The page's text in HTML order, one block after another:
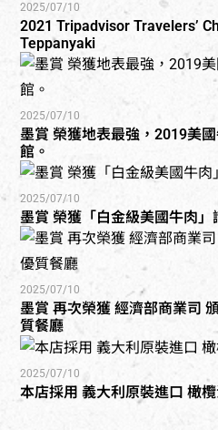
2025/07/10
2021 Tripadvisor Travelers’
Teppanyaki
2025/07/10
墨賞 榮獲地表最強，2019美
館。
2025/07/10
墨賞 榮獲「白金級美國牛肉」
2025/07/10
墨賞 再次榮獲 經濟部商業司
質餐廳
2025/07/10
本店採用 義大利原裝進口 橄